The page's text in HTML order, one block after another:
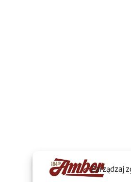
Zarządzaj